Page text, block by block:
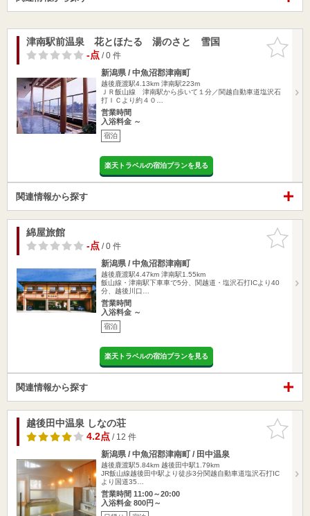
お気に入
りに追加
津南駅前温泉 花とほたる 湯のさと 雪国
-点/ 0 件
新潟県 / 中魚沼郡津南町
越後鹿渡駅4.13km 津南駅223m
ＪＲ飯山線 津南駅から歩いて１分／関越自動車道塩沢石
打ＩＣより約４０…
営業時間
入浴料金 ～
宿泊
楽天トラベルの宿泊プランを見る
関連情報から探す
お気に入
りに追加
綿屋旅館
-点/ 0 件
新潟県 / 中魚沼郡津南町
越後鹿渡駅4.47km 津南駅1.55km
飯山線・津南駅下車車で5分、関越道・塩沢石打ICより40
分、越後川口…
営業時間
入浴料金 ～
宿泊
楽天トラベルの宿泊プランを見る
関連情報から探す
お気に入
りに追加
越後田中温泉 しなの荘
4.2点/ 12 件
新潟県 / 中魚沼郡津南町 / 田中温泉
越後鹿渡駅5.84km 越後田中駅1.79km
JR飯山線越後田中駅より徒歩3分関越自動車道塩沢石打IC
より国道35…
営業時間 11:00～20:00
入浴料金 800円～